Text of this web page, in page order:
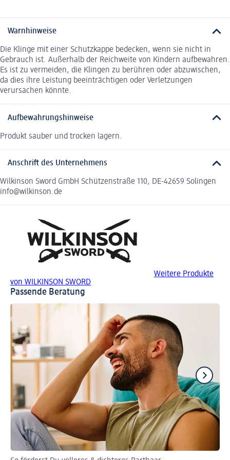
Warnhinweise
Die Klinge mit einer Schutzkappe bedecken, wenn sie nicht in
Gebrauch ist. Außerhalb der Reichweite von Kindern aufbewahren.
Es ist zu vermeiden, die Klingen zu berühren oder abzuwischen,
da dies ihre Leistung beeinträchtigen oder Verletzungen
verursachen könnte.
Aufbewahrungshinweise
Produkt sauber und trocken lagern.
Anschrift des Unternehmens
Wilkinson Sword GmbH Schützenstraße 110, DE-42659 Solingen
info@wilkinson.de
Weitere Produkte
von WILKINSON SWORD
Passende Beratung